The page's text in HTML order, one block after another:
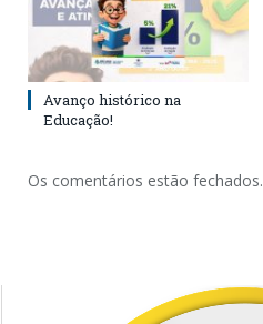
Avanço histórico na
Educação!
Os comentários estão fechados.